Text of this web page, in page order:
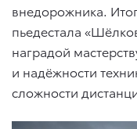
внедорожника.
пьедестала
наградой
и надёжности
сложности